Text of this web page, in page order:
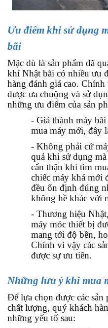
Ưu điểm khi sử dụng
bãi
Mặc dù là sản phẩm đã
khí Nhật bãi có nhiều ưu
hàng đánh giá cao.
được ưa chuộng và sử
những ưu điểm của sản
- Giá thành máy
mua máy mới, đây
- Không phải cứ
quả khi sử dụng
cẩn thận khi tìm
chiếc máy khá mới
đều ổn định đúng
không hề khác với
- Thương hiệu
máy móc thiết bị
mang tới độ bền,
Chính vì vậy các
được sự ưu tiên.
Những lưu ý khi mua
Để lựa chọn được các
chất lượng, quý khách
những yếu tố sau: